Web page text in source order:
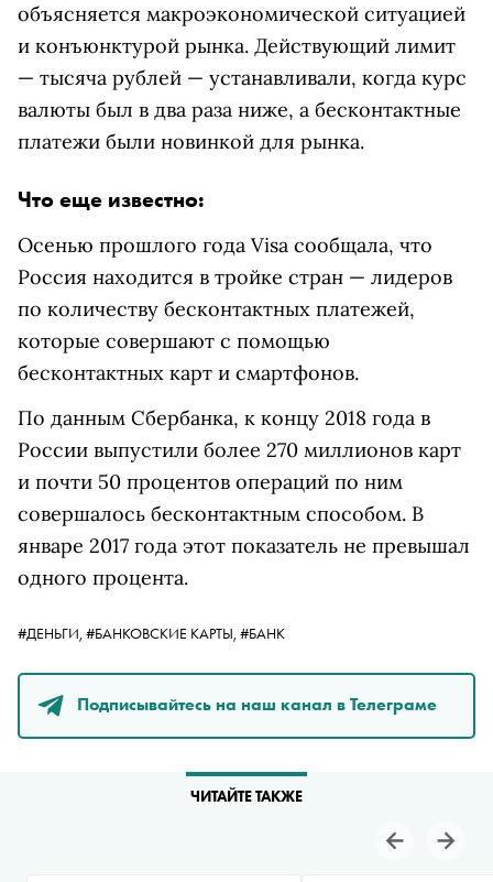
объясняется макроэкономической ситуацией
и конъюнктурой рынка. Действующий лимит
— тысяча рублей — устанавливали, когда курс
валюты был в два раза ниже, а бесконтактные
платежи были новинкой для рынка.
Что еще известно:
Осенью прошлого года Visa сообщала, что
Россия находится в тройке стран — лидеров
по количеству бесконтактных платежей,
которые совершают с помощью
бесконтактных карт и смартфонов.
По данным Сбербанка, к концу 2018 года в
России выпустили более 270 миллионов карт
и почти 50 процентов операций по ним
совершалось бесконтактным способом. В
январе 2017 года этот показатель не превышал
одного процента.
#ДЕНЬГИ, #БАНКОВСКИЕ КАРТЫ, #БАНК
Подписывайтесь на наш канал в Телеграме
ЧИТАЙТЕ ТАКЖЕ